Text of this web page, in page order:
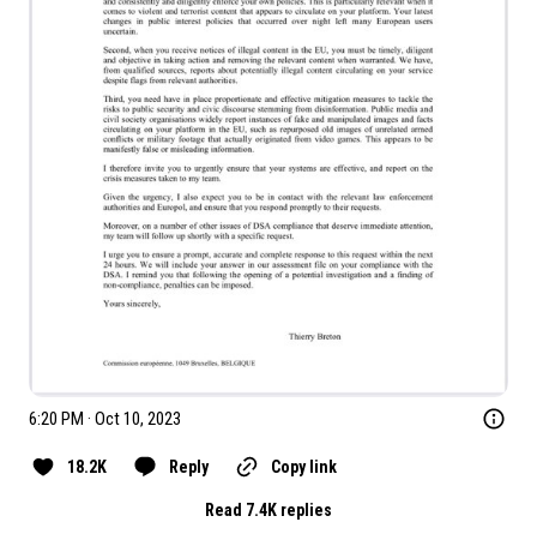
6:20 PM · Oct 10, 2023
18.2K Reply Copy link
Read 7.4K replies